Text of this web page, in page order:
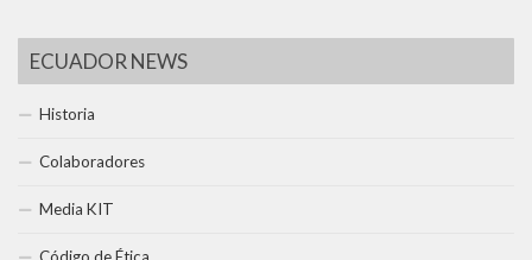
ECUADOR NEWS
Historia
Colaboradores
Media KIT